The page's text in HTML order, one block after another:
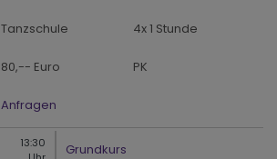
Tanzschule 4x 1 Stunde
80,-- Euro PK
Anfragen
13:30
Grundkurs